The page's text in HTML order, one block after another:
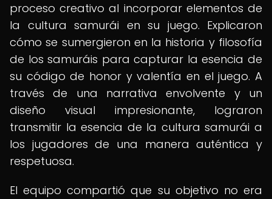
proceso creativo al incorporar elementos de
la cultura samurái en su juego. Explicaron
cómo se sumergieron en la historia y filosofía
de los samuráis para capturar la esencia de
su código de honor y valentía en el juego. A
través de una narrativa envolvente y un
diseño visual impresionante, lograron
transmitir la esencia de la cultura samurái a
los jugadores de una manera auténtica y
respetuosa.
El equipo compartió que su objetivo no era